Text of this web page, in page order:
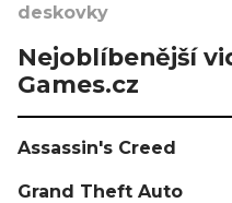
deskovky
Nejoblíbenější
Games.cz
Assassin's Creed
Grand Theft Auto